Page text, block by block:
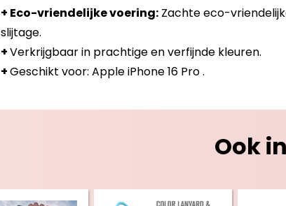
+ Eco-vriendelijke voering:Zachte eco-
slijtage.
+Verkrijgbaar in prachtige en verfijnde kleuren.
+Geschikt voor: Apple iPhone 16 Pro .
Ook